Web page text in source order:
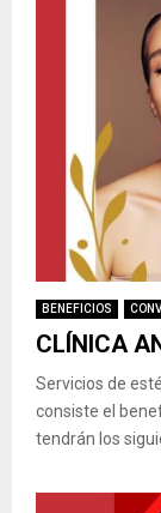
BENEFICIOS
CLÍNICA
Servicios de
consiste el
tendrán los